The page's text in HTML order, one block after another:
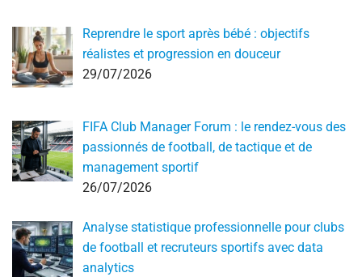
Reprendre le sport après bébé : objectifs
réalistes et progression en douceur
29/07/2026
FIFA Club Manager Forum : le rendez-vous des
passionnés de football, de tactique et de
management sportif
26/07/2026
Analyse statistique professionnelle pour clubs
de football et recruteurs sportifs avec data
analytics